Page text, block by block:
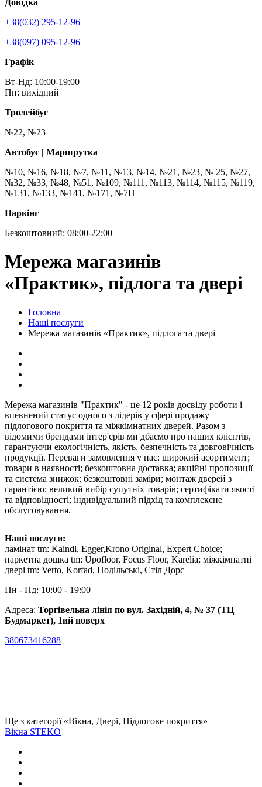
Довідка
+38(032) 295-12-96
+38(097) 095-12-96
Графік
Вт-Нд: 10:00-19:00
Пн: вихідний
Тролейбус
№22, №23
Автобус | Маршрутка
№10, №16, №18, №7, №11, №13, №14, №21, №23, № 25, №27,
№32, №33, №48, №51, №109, №111, №113, №114, №115, №119,
№131, №133, №141, №171, №7Н
Паркінг
Безкоштовний: 08:00-22:00
Мережа магазинів
«Практик», підлога та двері
Головна
Наші послуги
Мережа магазинів «Практик», підлога та двері
Мережа магазинів "Практик" - це 12 років досвіду роботи і
впевнений статус одного з лідерів у сфері продажу
підлогового покриття та міжкімнатних дверей. Разом з
відомими брендами інтер'єрів ми дбаємо про наших клієнтів,
гарантуючи екологічність, якість, безпечність та довговічність
продукції. Переваги замовлення у нас: широкий асортимент;
товари в наявності; безкоштовна доставка; акційні пропозиції
та система знижок; безкоштовні заміри; монтаж дверей з
гарантією; великий вибір супутніх товарів; сертифікати якості
та відповідності; індивідуальний підхід та комплексне
обслуговування.
Наші послуги:
ламінат tm: Kaindl, Egger,Krono Original, Expert Choice;
паркетна дошка tm: Upofloor, Focus Floor, Karelia; міжкімнатні
двері tm: Verto, Korfad, Подільські, Стіл Дорс
Пн - Нд: 10:00 - 19:00
Адреса: Торгівельна лінія по вул. Західній, 4, № 37 (ТЦ
Будмаркет), 1ий поверх
380673416288
Ще з категорії «Вікна, Двері, Підлогове покриття»
Вікна STEKO